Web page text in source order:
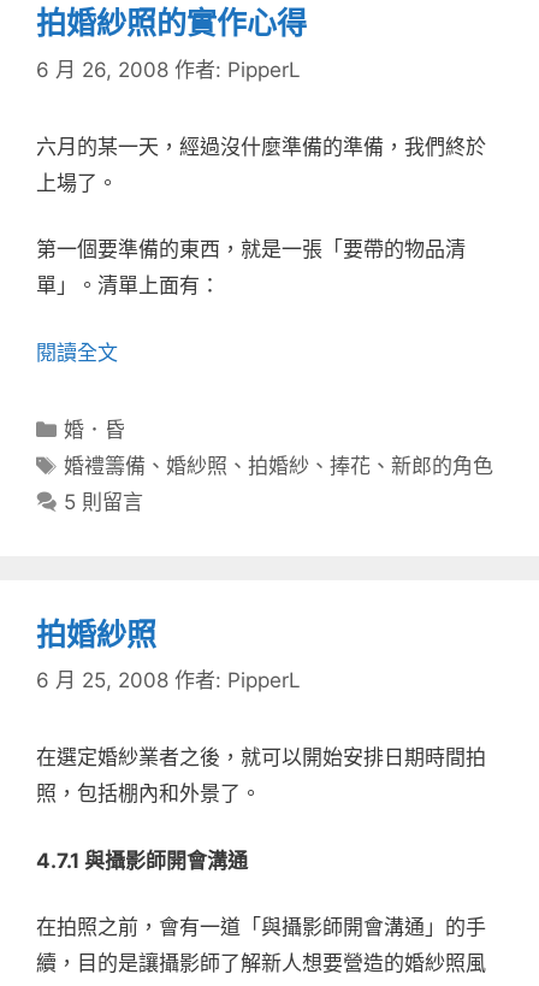
拍婚紗照的實作心得
6 月 26, 2008 作者: PipperL
六月的某一天，經過沒什麼準備的準備，我們終於
上場了。
第一個要準備的東西，就是一張「要帶的物品清
單」。清單上面有：
閱讀全文
分
類
婚．昏
標
籤
婚禮籌備 、婚紗照 、拍婚紗 、捧花 、新郎的角色
5 則留言
拍婚紗照
6 月 25, 2008 作者: PipperL
在選定婚紗業者之後，就可以開始安排日期時間拍
照，包括棚內和外景了。
4.7.1 與攝影師開會溝通
在拍照之前，會有一道「與攝影師開會溝通」的手
續，目的是讓攝影師了解新人想要營造的婚紗照風